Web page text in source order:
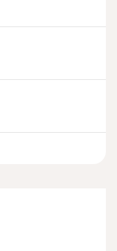
πελατών μας
την